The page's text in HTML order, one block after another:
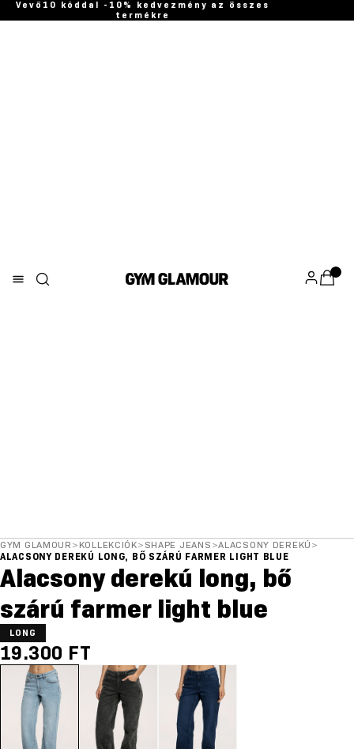
Vevő10 kóddal -10% kedvezmény az összes
termékre
GYM GLAMOUR > KOLLEKCIÓK> SHAPE JEANS >ALACSONY DEREKÚ >
ALACSONY DEREKÚ LONG, BŐ SZÁRÚ FARMER LIGHT BLUE
Alacsony derekú long, bő
szárú farmer light blue
LONG
19.300 FT